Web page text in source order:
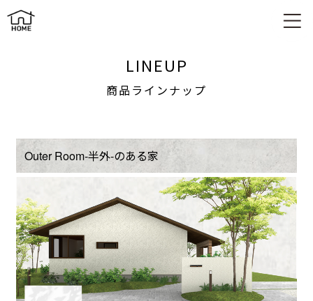
商品ラインナップ
LINEUP
商品ラインナップ
Outer Room-半外-のある家